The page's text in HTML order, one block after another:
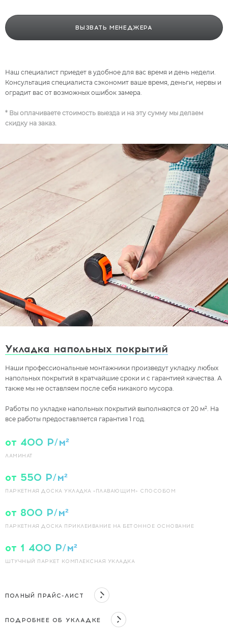
ВЫЗВАТЬ МЕНЕДЖЕРА
Наш специалист приедет в удобное для вас время и день недели.
Консультация специалиста сэкономит ваше время, деньги, нервы и
оградит вас от возможных ошибок замера.
* Вы оплачиваете стоимость выезда и на эту сумму мы делаем
скидку на заказ.
Укладка напольных покрытий
Наши профессиональные монтажники произведут укладку любых
напольных покрытий в кратчайшие сроки и с гарантией качества. А
также мы не оставляем после себя никакого мусора.
Работы по укладке напольных покрытий выполняются от 20 м². На
все работы предоставляется гарантия 1 год.
от 400 Р/м²
ЛАМИНАТ
от 550 Р/м²
ПАРКЕТНАЯ ДОСКА УКЛАДКА «ПЛАВАЮЩИМ» СПОСОБОМ
от 800 Р/м²
ПАРКЕТНАЯ ДОСКА ПРИКЛЕИВАНИЕ НА БЕТОННОЕ ОСНОВАНИЕ
от 1 400 Р/м²
ШТУЧНЫЙ ПАРКЕТ КОМПЛЕКСНАЯ УКЛАДКА
ПОЛНЫЙ ПРАЙС-ЛИСТ
ПОДРОБНЕЕ ОБ УКЛАДКЕ